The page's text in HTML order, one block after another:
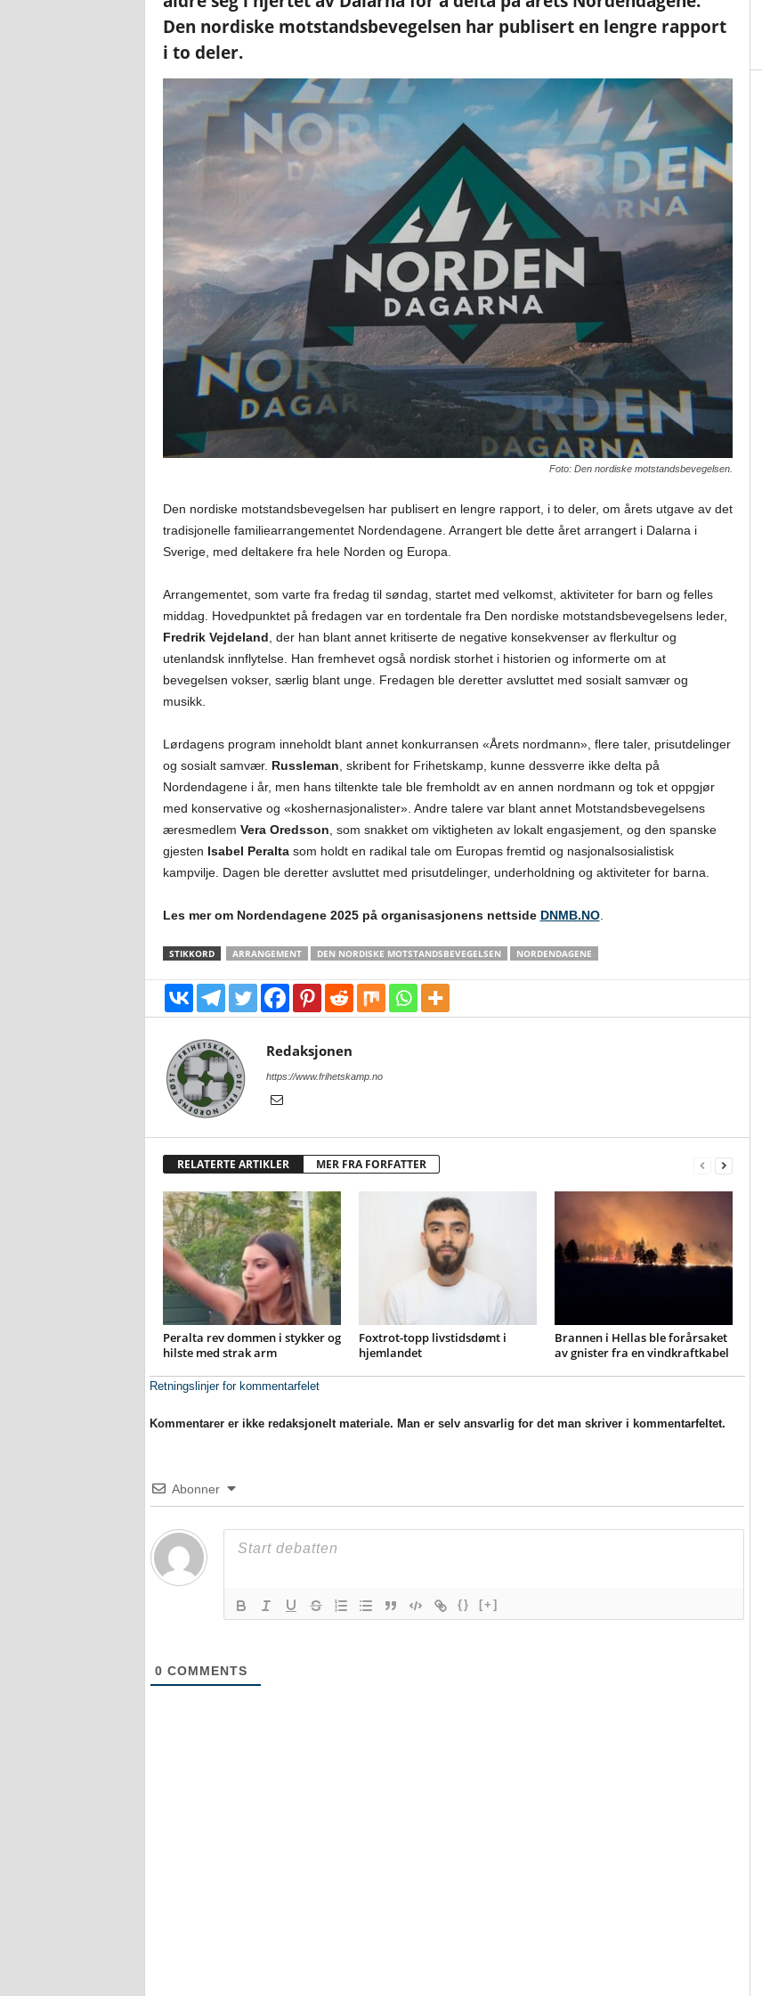
Den nordiske motstandsbevegelsen har publisert en lengre rapport
i to deler.
Foto: Den nordiske motstandsbevegelsen.
Den nordiske motstandsbevegelsen har publisert en lengre rapport, i to deler, om årets utgave av det
tradisjonelle familiearrangementet Nordendagene. Arrangert ble dette året arrangert i Dalarna i
Sverige, med deltakere fra hele Norden og Europa.
Arrangementet, som varte fra fredag til søndag, startet med velkomst, aktiviteter for barn og felles
middag. Hovedpunktet på fredagen var en tordentale fra Den nordiske motstandsbevegelsens leder,
Fredrik Vejdeland , der han blant annet kritiserte de negative konsekvenser av flerkultur og
utenlandsk innflytelse. Han fremhevet også nordisk storhet i historien og informerte om at
bevegelsen vokser, særlig blant unge. Fredagen ble deretter avsluttet med sosialt samvær og
musikk.
Lørdagens program inneholdt blant annet konkurransen «Årets nordmann», flere taler, prisutdelinger
og sosialt samvær. Russleman , skribent for Frihetskamp, kunne dessverre ikke delta på
Nordendagene i år, men hans tiltenkte tale ble fremholdt av en annen nordmann og tok et oppgjør
med konservative og «koshernasjonalister». Andre talere var blant annet Motstandsbevegelsens
æresmedlem Vera Oredsson , som snakket om viktigheten av lokalt engasjement, og den spanske
gjesten Isabel Peraltasom holdt en radikal tale om Europas fremtid og nasjonalsosialistisk
kampvilje. Dagen ble deretter avsluttet med prisutdelinger, underholdning og aktiviteter for barna.
Les mer om Nordendagene 2025 på organisasjonens nettside DNMB.NO.
STIKKORD ARRANGEMENT DEN NORDISKE MOTSTANDSBEVEGELSEN NORDENDAGENE
Redaksjonen
https://www.frihetskamp.no
RELATERTE ARTIKLER MER FRA FORFATTER
Peralta rev dommen i stykker og
hilste med strak arm
Foxtrot-topp livstidsdømt i
hjemlandet
Brannen i Hellas ble forårsaket
av gnister fra en vindkraftkabel
Retningslinjer for kommentarfelet
Kommentarer er ikke redaksjonelt materiale. Man er selv ansvarlig for det man skriver i kommentarfeltet.
Abonner
{} [+]
0 COMMENTS